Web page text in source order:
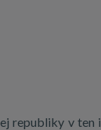
republiky v